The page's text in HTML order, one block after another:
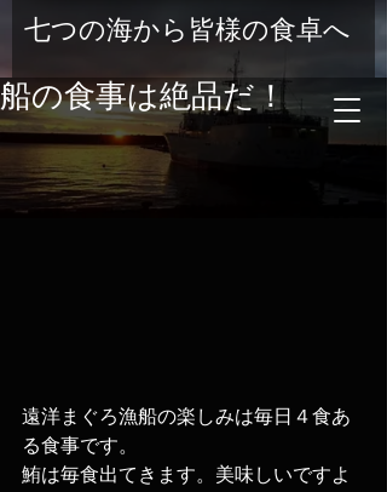
七つの海から皆様の食卓へ
船の食事は絶品だ！
遠洋まぐろ漁船の楽しみは毎日４食あ
る食事です。
鮪は毎食出てきます。美味しいですよ